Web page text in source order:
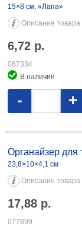
15×8 см, «Лапа»
Описание товара
6,72 р.
087334
В наличии
- +
077899
Органайзер для
23,8×10×4,1 см
Описание товара
17,88 р.
077899